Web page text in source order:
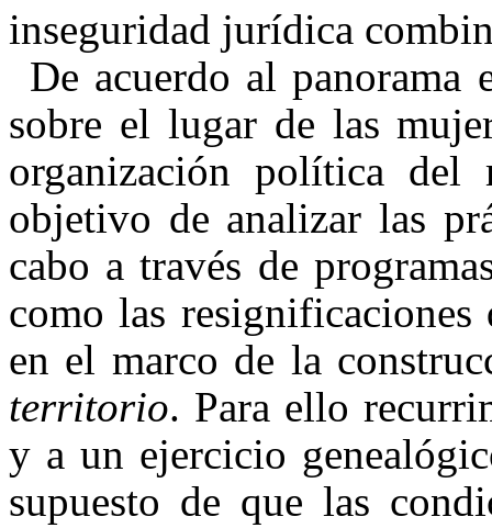
inseguridad jurídica
De acuerdo al panorama
sobre el lugar de las
organización política
objetivo de analizar las
cabo a través de
como las
en el marco de la
territorio. Para ello
y a un ejercicio
supuesto de que las